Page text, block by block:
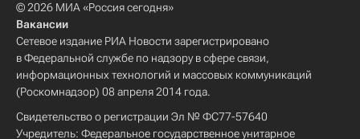
© 2026 МИА «Россия сегодня»
Вакансии
Сетевое издание РИА Новости зарегистрировано
в Федеральной службе по надзору в сфере связи,
информационных технологий и массовых коммуникаций
(Роскомнадзор) 08 апреля 2014 года.
Свидетельство о регистрации Эл № ФС77-57640
Учредитель: Федеральное государственное унитарное